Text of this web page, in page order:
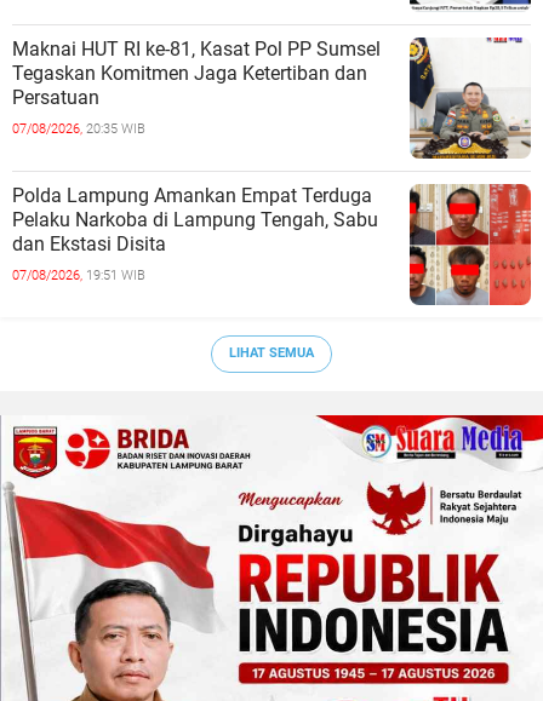
Maknai HUT RI ke-81, Kasat Pol PP Sumsel
Tegaskan Komitmen Jaga Ketertiban dan
Persatuan
07/08/2026, 20:35 WIB
Polda Lampung Amankan Empat Terduga
Pelaku Narkoba di Lampung Tengah, Sabu
dan Ekstasi Disita
07/08/2026, 19:51 WIB
LIHAT SEMUA